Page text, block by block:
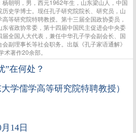
杨朝明，男，西元1962年生，山东梁山人，中国
历史学博士。现任孔子研究院院长、研究员，山
高等研究院特聘教授。第十三届全国政协委员，
东省政协常委，第十四届中国民主促进会中央委
届全国人大代表，兼任中华孔子学会副会长、国
副理事长等社会职务。出版《孔子家语通解》
术著作20余部。
”在何处？
学儒学高等研究院特聘教授）
14日